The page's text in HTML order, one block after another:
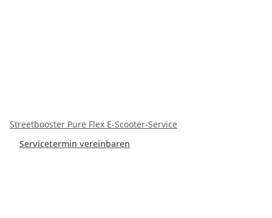
Streetbooster Pure Flex E-Scooter-Service
Servicetermin vereinbaren